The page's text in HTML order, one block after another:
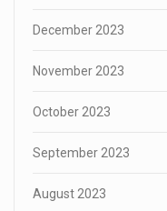
December 2023
November 2023
October 2023
September 2023
August 2023